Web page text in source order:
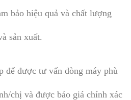
bảo hiệu quả và chất lượng
sản xuất.
để được tư vấn dòng máy phù
chị và được báo giá chính xác